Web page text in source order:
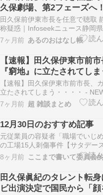
久保劇場、第2フェーズへ
し。
田久保前伊東市長を任意で聴取
称疑惑｜Infoseekニュース静岡県
真紀前市長（55）の学歴詐称疑
地方自治法違反や偽造有印私文
で刑事告発された田...
7ヶ月前 あるのおはなし帳
【速報】田久保伊東市前
『窮地』に立たされてしま
【速報】田久保伊東市前市長、
立たされてしまう・・・・ -
｜2chまとめブログ【画像】お
いことが証明される・・・
中革連・野田「自国ファースト
移民を受け入れる。日本を世界
と…
7ヶ月前 超 雑談まとめ
12月30日のおすすめ記事
元従業員の容疑者「職場でいじ
の工場15人刺傷事件【サタデー
久保眞紀「伊東市長選」落選も
絶好調今シーズン一番の冷え込
の土曜日”お正月準備は【スーパ
Adoが謝罪と感謝の連続投稿 「
の…
8ヶ月前 ここまで書いて委員会
田久保眞紀のタレント転
ビ出演決定で国民から「